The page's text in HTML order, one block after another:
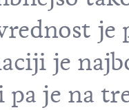
je
je
je na